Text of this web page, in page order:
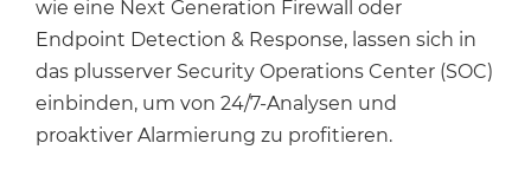
wie eine Next Generation Firewall oder
Endpoint Detection & Response, lassen sich in
das plusserver Security Operations Center (SOC)
einbinden, um von 24/7-Analysen und
proaktiver Alarmierung zu profitieren.